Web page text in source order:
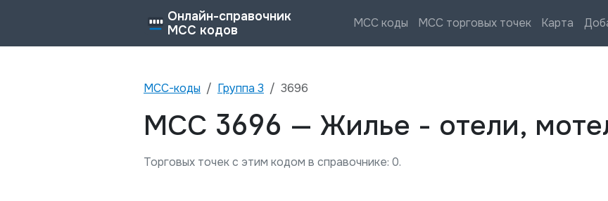
Онлайн-справочник
MCC кодов
MCC коды MCC торговых точек Карта
MCC-коды Группа 3 3696
MCC 3696 — Жилье - отели,
Торговых точек с этим кодом в справочнике: 0.